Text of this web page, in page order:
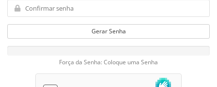
Gerar Senha
Força da Senha: Coloque uma Senha